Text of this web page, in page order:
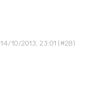
14/10/2013, 23:01